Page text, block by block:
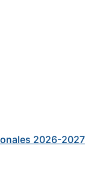
2026-2027